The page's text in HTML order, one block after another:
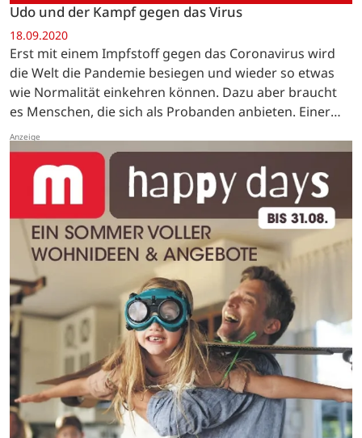
Udo und der Kampf gegen das Virus
18.09.2020
Erst mit einem Impfstoff gegen das Coronavirus wird
die Welt die Pandemie besiegen und wieder so etwas
wie Normalität einkehren können. Dazu aber braucht
es Menschen, die sich als Probanden anbieten. Einer